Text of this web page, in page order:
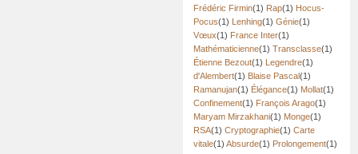
Frédéric Firmin(1) Rap(1) Hocus-
Pocus(1) Lenhing(1) Génie(1)
Vœux(1) France Inter(1)
Mathématicienne(1) Transclasse(1)
Étienne Bezout(1) Legendre(1)
d'Alembert(1) Blaise Pascal(1)
Ramanujan(1) Élégance(1) Mollat(1)
Confinement(1) François Arago(1)
Maryam Mirzakhani(1) Monge(1)
RSA(1) Cryptographie(1) Carte
vitale(1) Absurde(1) Prolongement(1)